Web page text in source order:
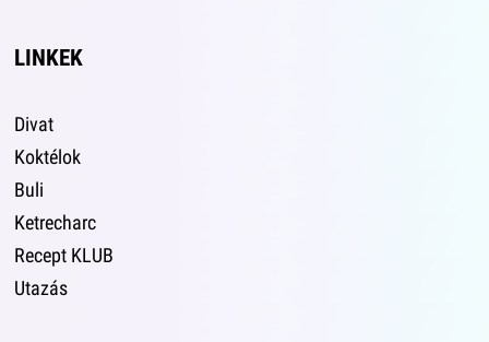
LINKEK
Divat
Koktélok
Buli
Ketrecharc
Recept KLUB
Utazás